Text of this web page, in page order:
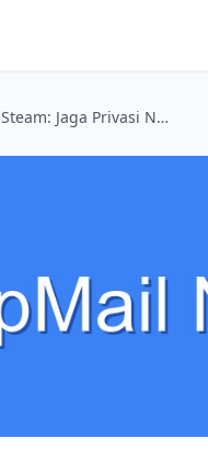
Email Sauntara kanggo Steam: Jaga Privasi Nalika Belanja Lintas Batas